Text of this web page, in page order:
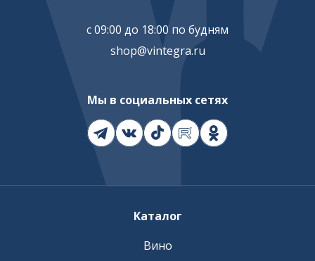
с 09:00 до 18:00 по будням
shop@vintegra.ru
Мы в социальных сетях
Каталог
Вино